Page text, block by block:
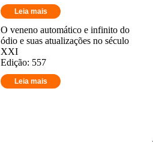
Leia mais
O veneno automático e infinito do
ódio e suas atualizações no século
XXI
Edição: 557
Leia mais